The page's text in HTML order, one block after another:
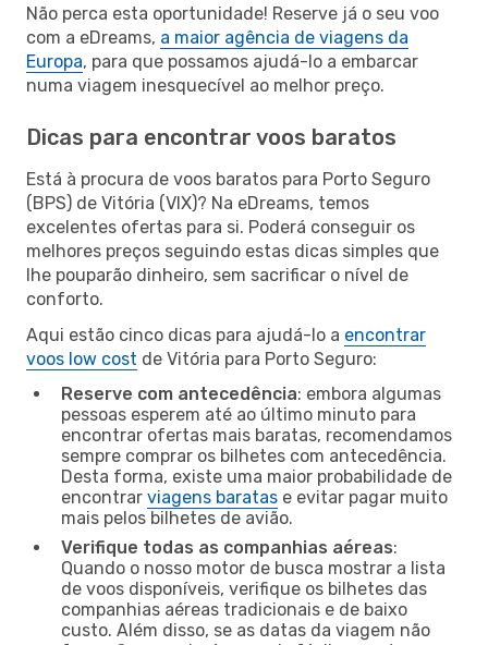
Não perca esta oportunidade! Reserve já o seu voo
com a eDreams, a maior agência de viagens da
Europa, para que possamos ajudá-lo a embarcar
numa viagem inesquecível ao melhor preço.
Dicas para encontrar voos baratos
Está à procura de voos baratos para Porto Seguro
(BPS) de Vitória (VIX)? Na eDreams, temos
excelentes ofertas para si. Poderá conseguir os
melhores preços seguindo estas dicas simples que
lhe pouparão dinheiro, sem sacrificar o nível de
conforto.
Aqui estão cinco dicas para ajudá-lo a encontrar
voos low cost de Vitória para Porto Seguro:
Reserve com antecedência: embora algumas
pessoas esperem até ao último minuto para
encontrar ofertas mais baratas, recomendamos
sempre comprar os bilhetes com antecedência.
Desta forma, existe uma maior probabilidade de
encontrar viagens baratas e evitar pagar muito
mais pelos bilhetes de avião.
Verifique todas as companhias aéreas:
Quando o nosso motor de busca mostrar a lista
de voos disponíveis, verifique os bilhetes das
companhias aéreas tradicionais e de baixo
custo. Além disso, se as datas da viagem não